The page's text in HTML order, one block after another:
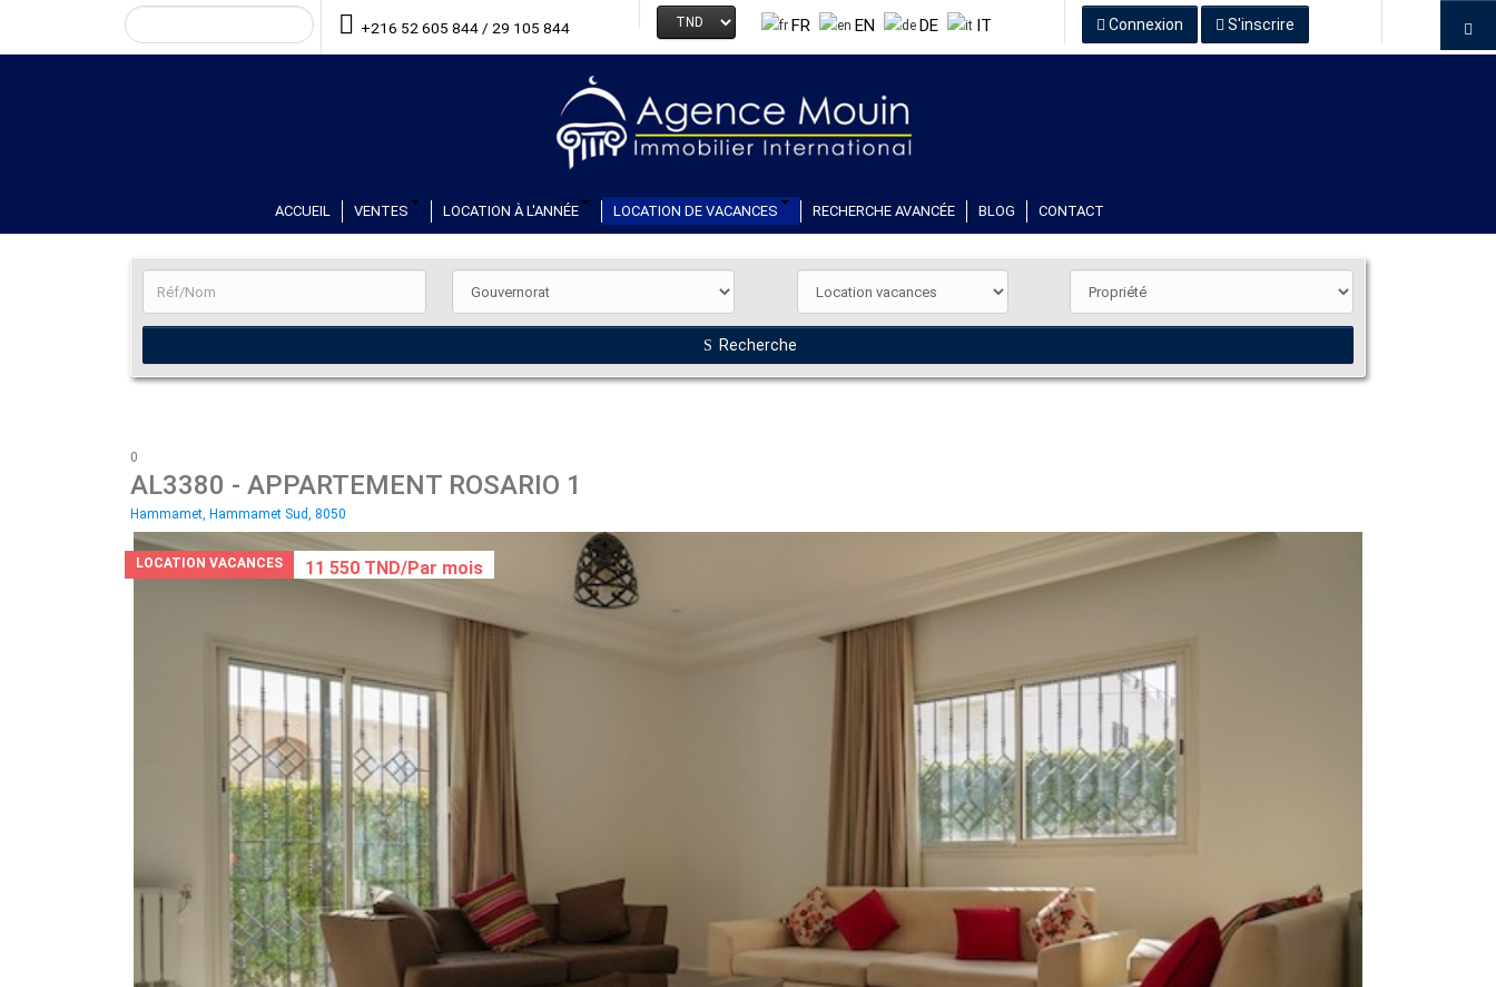
+216 52 605 844 / 29 105 844 FR EN DE IT Connexion S'inscrire
ACCUEIL VENTES LOCATION À L'ANNÉE LOCATION DE VACANCES RECHERCHE AVANCÉE BLOG CONTACT
Recherche
0
AL3380 - APPARTEMENT ROSARIO 1
Hammamet, Hammamet Sud, 8050
LOCATION VACANCES 11 550 TND/Par mois